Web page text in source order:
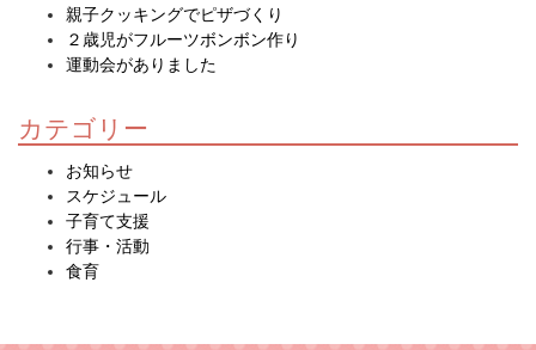
親子クッキングでピザづくり
２歳児がフルーツボンボン作り
運動会がありました
カテゴリー
お知らせ
スケジュール
子育て支援
行事・活動
食育